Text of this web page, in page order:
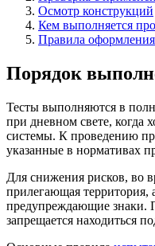
Осмотр конструкций
Кем выполняется
Правила оформления
Порядок
Тесты выполняются в
при дневном свете, когда
системы. К проведению
указанные в нормативах
Для снижения рисков, во
прилегающая территория,
предупреждающие знаки.
запрещается находиться